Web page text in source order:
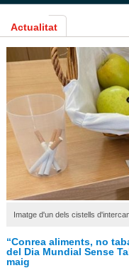
Actualitat
Imatge d'un dels cistells
“Conrea aliments, no
del Dia Mundial Sense
maig